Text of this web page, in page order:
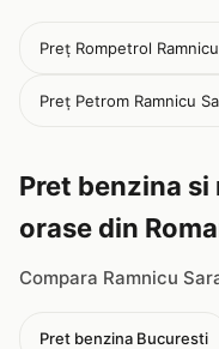
Preț Rompetrol
Preț Petrom Ramnicu
Pret benzina
orase din
Compara Ramnicu
Pret benzina Bucuresti